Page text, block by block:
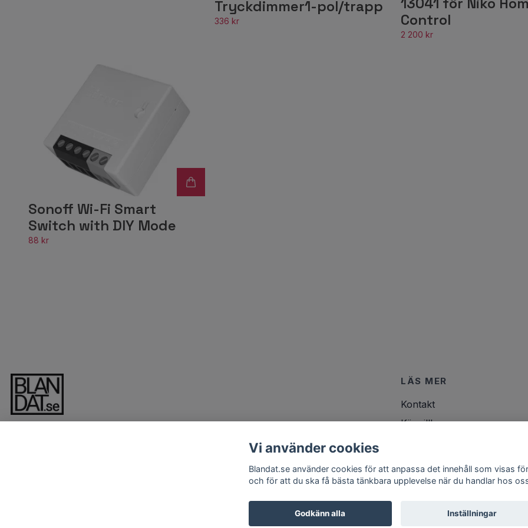
Tryckdimmer1-pol/trapp
336 kr
Control
2 200 kr
Sonoff Wi-Fi Smart
Switch with DIY Mode
88 kr
LÄS MER
Kontakt
Köpvillkor
Vi använder cookies
Blandat.se använder cookies för att anpassa det innehåll som visas
och för att du ska få bästa tänkbara upplevelse när du handlar hos
Godkänn alla Inställningar